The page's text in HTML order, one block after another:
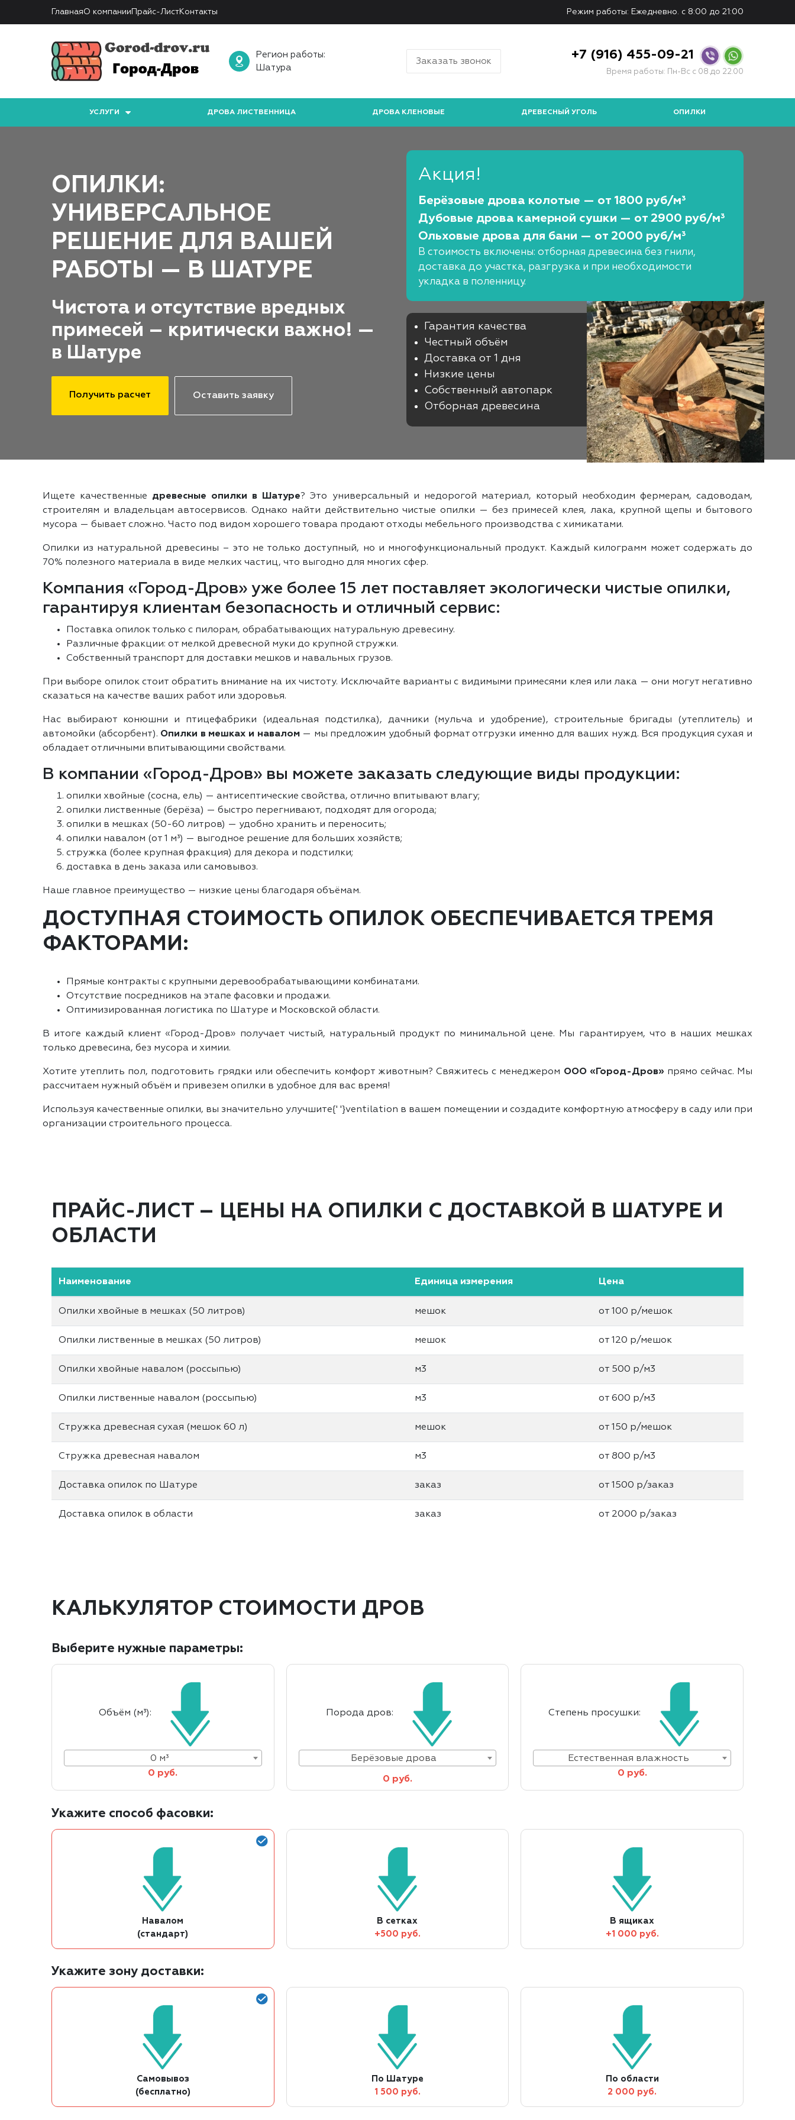
ГлавнаяО компании Прайс-ЛистКонтакты Режим работы: Ежедневно. с 8:00 до 21:00
Регион работы:
Шатура
Заказать звонок +7 (916) 455-09-21
Время работы: Пн-Вс с 08.до 22.00
УСЛУГИ ДРОВА ЛИСТВЕННИЦА ДРОВА КЛЕНОВЫЕ ДРЕВЕСНЫЙ УГОЛЬ ОПИЛКИ
ОПИЛКИ:
УНИВЕРСАЛЬНОЕ
РЕШЕНИЕ ДЛЯ ВАШЕЙ
РАБОТЫ — В ШАТУРЕ
Чистота и отсутствие вредных
примесей – критически важно! —
в Шатуре
Получить расчет Оставить заявку
Акция!
Берёзовые дрова колотые — от 1800 руб/м³
Дубовые дрова камерной сушки — от 2900 руб/м³
Ольховые дрова для бани — от 2000 руб/м³
В стоимость включены: отборная древесина без гнили,
доставка до участка, разгрузка и при необходимости
укладка в поленницу.
Гарантия качества
Честный объём
Доставка от 1 дня
Низкие цены
Собственный автопарк
Отборная древесина
Ищете качественные древесные опилки в Шатуре? Это универсальный и недорогой материал, который необходим фермерам, садоводам,
строителям и владельцам автосервисов. Однако найти действительно чистые опилки — без примесей клея, лака, крупной щепы и бытового
мусора — бывает сложно. Часто под видом хорошего товара продают отходы мебельного производства с химикатами.
Опилки из натуральной древесины – это не только доступный, но и многофункциональный продукт. Каждый килограмм может содержать до
70% полезного материала в виде мелких частиц, что выгодно для многих сфер.
Компания «Город-Дров» уже более 15 лет поставляет экологически чистые опилки,
гарантируя клиентам безопасность и отличный сервис:
Поставка опилок только с пилорам, обрабатывающих натуральную древесину.
Различные фракции: от мелкой древесной муки до крупной стружки.
Собственный транспорт для доставки мешков и навальных грузов.
При выборе опилок стоит обратить внимание на их чистоту. Исключайте варианты с видимыми примесями клея или лака — они могут негативно
сказаться на качестве ваших работ или здоровья.
Нас выбирают конюшни и птицефабрики (идеальная подстилка), дачники (мульча и удобрение), строительные бригады (утеплитель) и
автомойки (абсорбент). Опилки в мешках и навалом— мы предложим удобный формат отгрузки именно для ваших нужд. Вся продукция сухая и
обладает отличными впитывающими свойствами.
В компании «Город-Дров» вы можете заказать следующие виды продукции:
опилки хвойные (сосна, ель) — антисептические свойства, отлично впитывают влагу;
опилки лиственные (берёза) — быстро перегнивают, подходят для огорода;
опилки в мешках (50-60 литров) — удобно хранить и переносить;
опилки навалом (от 1 м³) — выгодное решение для больших хозяйств;
стружка (более крупная фракция) для декора и подстилки;
доставка в день заказа или самовывоз.
Наше главное преимущество — низкие цены благодаря объёмам.
ДОСТУПНАЯ СТОИМОСТЬ ОПИЛОК ОБЕСПЕЧИВАЕТСЯ ТРЕМЯ
ФАКТОРАМИ:
Прямые контракты с крупными деревообрабатывающими комбинатами.
Отсутствие посредников на этапе фасовки и продажи.
Оптимизированная логистика по Шатуре и Московской области.
В итоге каждый клиент «Город-Дров» получает чистый, натуральный продукт по минимальной цене. Мы гарантируем, что в наших мешках
только древесина, без мусора и химии.
Хотите утеплить пол, подготовить грядки или обеспечить комфорт животным? Свяжитесь с менеджером ООО «Город-Дров» прямо сейчас. Мы
рассчитаем нужный объём и привезем опилки в удобное для вас время!
Используя качественные опилки, вы значительно улучшите{' '}ventilation в вашем помещении и создадите комфортную атмосферу в саду или при
организации строительного процесса.
ПРАЙС-ЛИСТ – ЦЕНЫ НА ОПИЛКИ С ДОСТАВКОЙ В ШАТУРЕ И
ОБЛАСТИ
Наименование Единица измерения Цена
Опилки хвойные в мешках (50 литров) мешок от 100 р/мешок
Опилки лиственные в мешках (50 литров) мешок от 120 р/мешок
Опилки хвойные навалом (россыпью) м3 от 500 р/м3
Опилки лиственные навалом (россыпью) м3 от 600 р/м3
Стружка древесная сухая (мешок 60 л) мешок от 150 р/мешок
Стружка древесная навалом м3 от 800 р/м3
Доставка опилок по Шатуре заказ от 1500 р/заказ
Доставка опилок в области заказ от 2000 р/заказ
КАЛЬКУЛЯТОР СТОИМОСТИ ДРОВ
Выберите нужные параметры:
Объём (м³):
0 м³
0 руб.
Порода дров:
Берёзовые дрова
0 руб.
Степень просушки:
Естественная влажность
0 руб.
Укажите способ фасовки:
Навалом
(стандарт)
В сетках
+500 руб.
В ящиках
+1 000 руб.
Укажите зону доставки:
Самовывоз
(бесплатно)
По Шатуре
1 500 руб.
По области
2 000 руб.